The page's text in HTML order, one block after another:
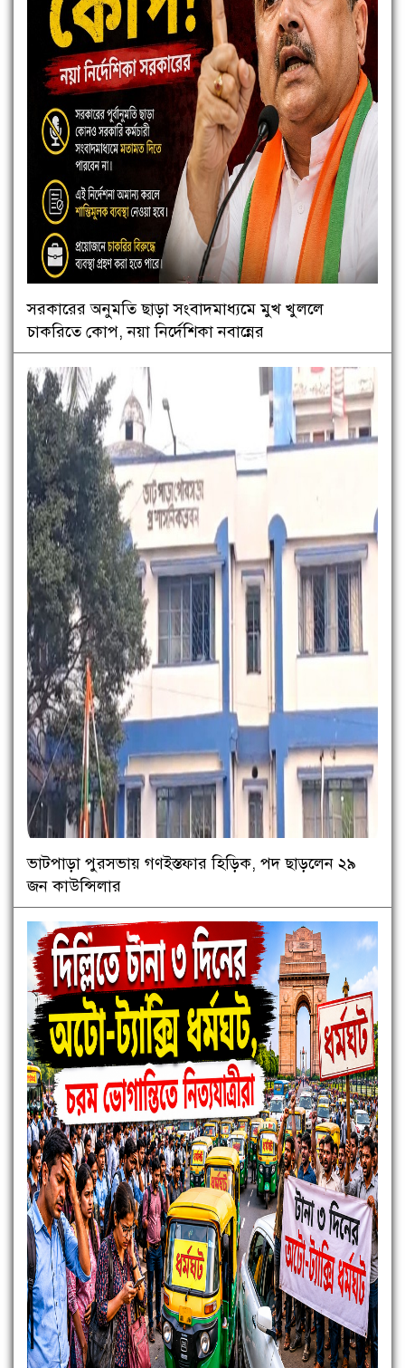
সরকারের অনুমতি ছাড়া সংবাদমাধ্যমে মুখ খুললে
চাকরিতে কোপ, নয়া নির্দেশিকা নবান্নের
ভাটপাড়া পুরসভায় গণইস্তফার হিড়িক, পদ ছাড়লেন ২৯
জন কাউন্সিলার